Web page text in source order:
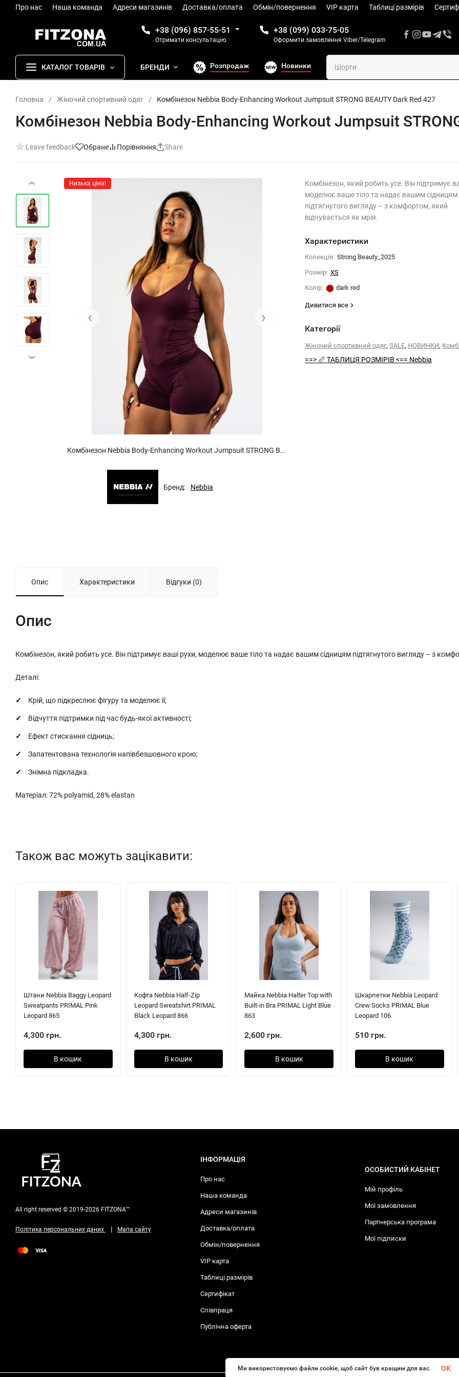
Про нас Наша команда Адреси магазинів Доставка/оплата Обмін/повернення VIP карта Таблиці размiрів
+38 (096) 857-55-51
Отримати консультацію
+38 (099) 033-75-05
Оформити замовлення Viber/Telegram
КАТАЛОГ ТОВАРІВ БРЕНДИ Розпродаж Новинки
Головна / Жіночий спортивний одяг / Комбінезон Nebbia Body-Enhancing Workout Jumpsuit STRONG BEAUTY Dark Red 427
Комбінезон Nebbia Body-Enhancing Workout Jumpsuit
Leave feedback Обране Порівняння Share
Низька ціна!
Комбінезон Nebbia Body-Enhancing Workout Jumpsuit STRONG BEAUTY Dark Red 427
‹ ›
‹
›
Бренд: Nebbia
​Комбінезон, який робить усе. Він підтримує
моделює ваше тіло та надає вашим сідницям
підтягнутого вигляду – з комфортом, який
відчувається як мрія.
Характеристики
Колекція: Strong Beauty_2025
Розмiр: XS
Колiр:
dark red
Дивитися все
Категорії
Жіночий спортивний одяг, SALE, НОВИНКИ,
==> 📏 ТАБЛИЦЯ РОЗМІРІВ <== Nebbia
Опис Характеристики Відгуки (0)
Опис
Комбінезон, який робить усе. Він підтримує ваші рухи, моделює ваше тіло та надає вашим сідницям підтягнутого вигляду – з
Деталі:
Крій, що підкреслює фігуру та моделює її;
Відчуття підтримки під час будь-якої активності;
Ефект стискання сідниць;
Запатентована технологія напівбезшовного крою;
Знімна підкладка.
Матеріал: 72% polyamid, 28% elastan
Також вас можуть зацікавити:
Штани Nebbia Baggy Leopard
Sweatpants PRIMAL Pink
Leopard 865
4,300 грн.
В кошик
Кофта Nebbia Half-Zip
Leopard Sweatshirt PRIMAL
Black Leopard 866
4,300 грн.
В кошик
Майка Nebbia Halter Top with
Built-in Bra PRIMAL Light Blue
863
2,600 грн.
В кошик
Шкарпетки Nebbia Leopard
Crew Socks PRIMAL Blue
Leopard 106
510 грн.
В кошик
All right reserved © 2019-2026 FITZONA™
Політика персональних даних | Мапа сайту
ІНФОРМАЦІЯ
Про нас
Наша команда
Адреси магазинів
Доставка/оплата
Обмін/повернення
VIP карта
Таблиці размiрів
Сертифікат
Співпраця
Публічна оферта
ОСОБИСТИЙ КАБІНЕТ
Мій профіль
Мої замовлення
Партнерська програма
Мої підписки
Ми використовуємо файли cookie, щоб сайт був кращим для вас. OK